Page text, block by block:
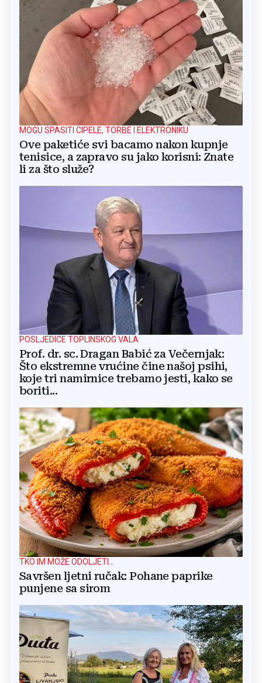
MOGU SPASITI CIPELE, TORBE I ELEKTRONIKU
Ove paketiće svi bacamo nakon kupnje
tenisice, a zapravo su jako korisni: Znate
li za što služe?
POSLJEDICE TOPLINSKOG VALA
Prof. dr. sc. Dragan Babić za Večernjak:
Što ekstremne vrućine čine našoj psihi,
koje tri namirnice trebamo jesti, kako se
boriti...
TKO IM MOŽE ODOLJETI...
Savršen ljetni ručak: Pohane paprike
punjene sa sirom